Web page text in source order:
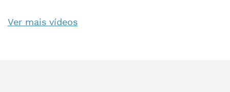
Ver mais vídeos